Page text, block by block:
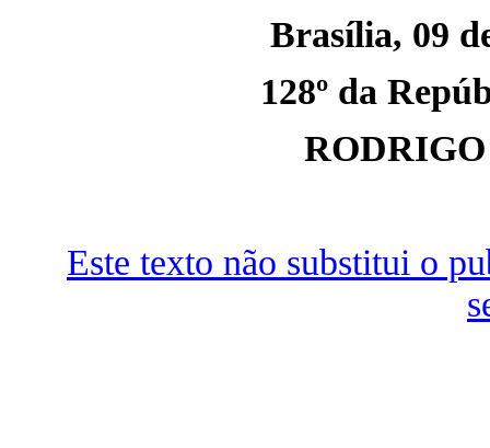
Brasília, 09
128º da
Este texto não substitui o